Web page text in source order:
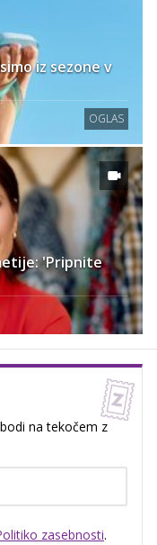
iz sezone v
OGLAS
'Pripnite
na tekočem z
zasebnosti.